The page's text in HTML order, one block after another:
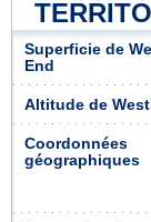
Superficie de
End
Altitude de
Coordonnées
géographiques